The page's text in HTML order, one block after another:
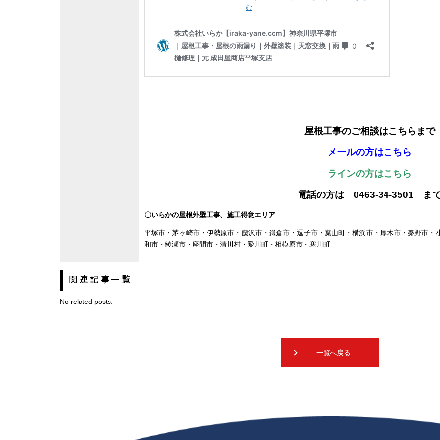
屋根工事のご相談はこちらまで
メールの方はこちら
ラインの方はこちら
電話の方は 0463-34-3501 ま
〇いらかの屋根外壁工事、施工得意エリア
平塚市・茅ヶ崎市・伊勢原市・藤沢市・鎌倉市・逗子市・葉山町・横浜市・厚木市・秦野市
和市・綾瀬市・座間市・清川村・愛川町・相模原市・寒川町
関連記事一覧
No related posts.
一覧へ戻る